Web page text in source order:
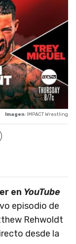
Imagen: IMPACT Wrestling
en YouTube
episodio de
Rehwoldt
desde la